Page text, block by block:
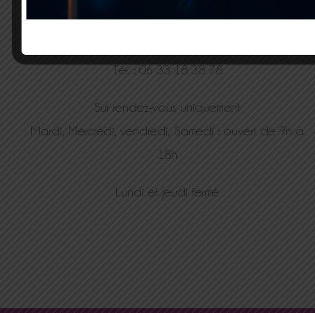
80 Impasse des gorges
Tél. : 06 33 18 38 78
Sur rendez-vous uniquement
Mardi, Mercredi, vendredi, Samedi : ouvert de 9h à
18h
Lundi et Jeudi fermé